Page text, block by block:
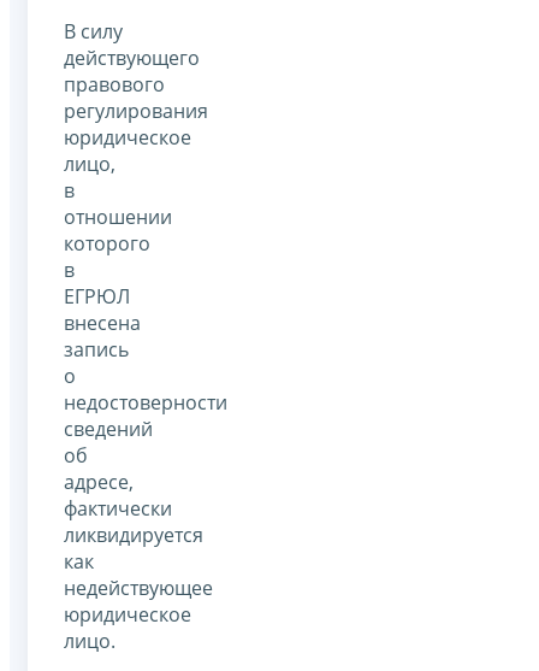
В силу
действующего
правового
регулирования
юридическое
лицо,
в
отношении
которого
в
ЕГРЮЛ
внесена
запись
о
недостоверности
сведений
об
адресе,
фактически
ликвидируется
как
недействующее
юридическое
лицо.